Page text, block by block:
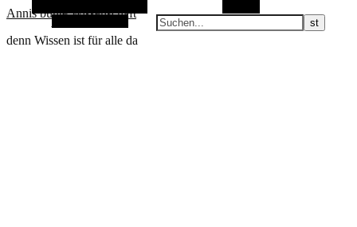
Annis bunte Wissenschaft
denn Wissen ist für alle da
Zufallsauswahl